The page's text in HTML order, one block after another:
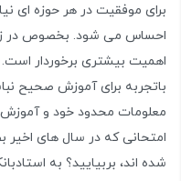
برای موفقیت در هر حوزه ای
احساس می شود. بخصوص در
اهمیت بیشتری برخوردار است.
باتجربه برای آموزش صحیح
معلومات محدود خود و
امتحانی که در سال های
شده اند، بربیایید؟ به